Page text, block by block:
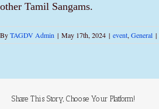
other Tamil Sangams.
ByTAGDV Admin | May 17th, 2024 | event, General |
Share This Story, Choose Your Platform!